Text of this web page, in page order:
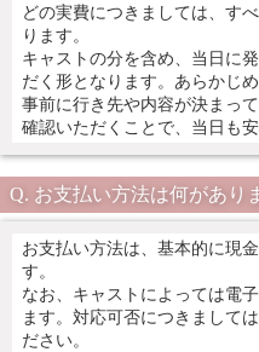
どの実費につきましては、す
ります。
キャストの分を含め、当日に
だく形となります。あらかじ
事前に行き先や内容が決まっ
確認いただくことで、当日も
お支払い方法は何があり
お支払い方法は、基本的に現
す。
なお、キャストによっては電
ます。対応可否につきまして
ださい。